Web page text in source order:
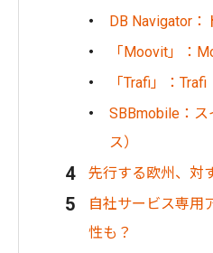
DB Navigator：
「Moovit」：
「Trafi」：
SBBmobile：
ス）
先行する欧州、対
自社サービス専用
性も？